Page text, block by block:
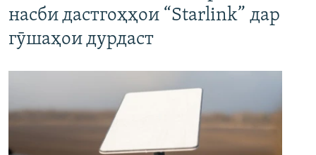
насби дастгоҳҳои “Starlink” дар
гӯшаҳои дурдаст